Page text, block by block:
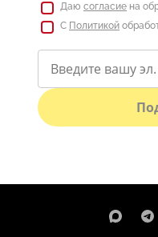
Даю согласие на
С Политикой